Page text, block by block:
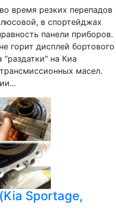
время резких перепадов
в спортейджах
панели приборов.
горит дисплей бортового
на Киа
масел.
Sportage,